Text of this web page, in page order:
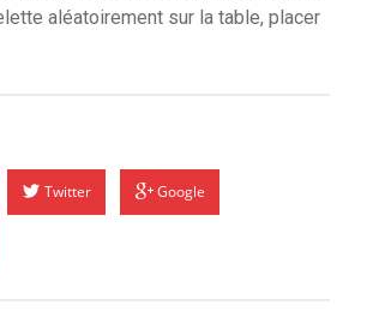
aléatoirement sur la table, placer
Twitter Google